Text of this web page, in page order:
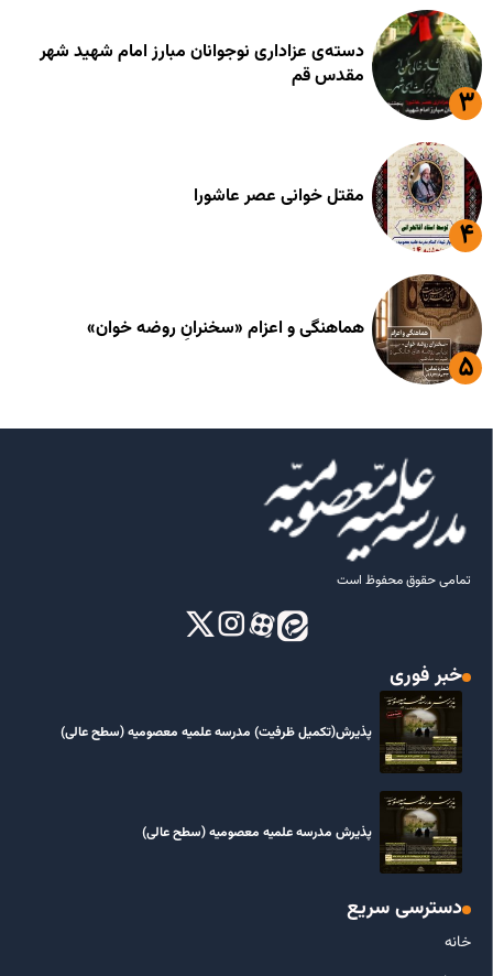
دسته‌ی عزاداری نوجوانان مبارز امام شهید شهر
مقدس قم
مقتل خوانی عصر عاشورا
هماهنگی و اعزام «سخنرانِ روضه خوان»
تمامی حقوق محفوظ است
خبر فوری
پذیرش(تکمیل ظرفیت) مدرسه علمیه معصومیه‌ (سطح عالی)
پذیرش مدرسه علمیه معصومیه‌ (سطح عالی)
دسترسی سریع
خانه